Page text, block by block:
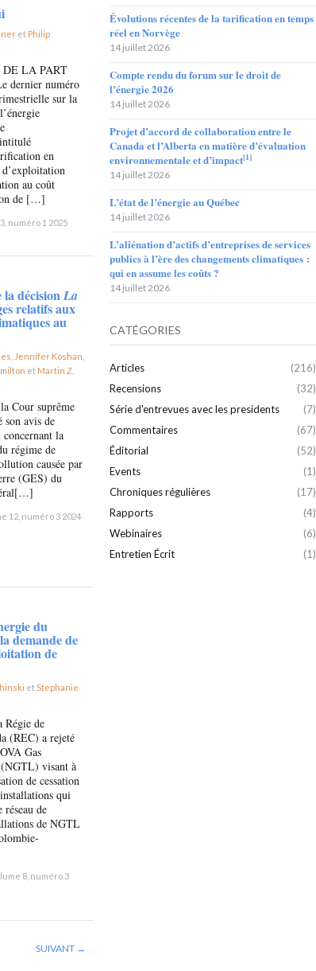
et Philip
LA PART
dernier numéro
sur la
en
d’exploitation
au coût
de […]
numéro 1 2025
la décisionLa
relatifs aux
au
Jennifer Koshan
et Martin Z.
Cour suprême
son avis de
la
régime de
causée par
(GES) du
12, numéro 3 2024
du
demande de
de
et Stephanie
Régie de
(REC) a rejeté
Gas
visant à
de cessation
qui
de
de NGTL
8, numéro 3
SUIVANT →
Évolutions récentes de la tarification en temps
réel en Norvège
14 juillet 2026
Compte rendu du forum sur le droit de
l’énergie 2026
14 juillet 2026
Projet d’accord de collaboration entre le
Canada et l’Alberta en matière d’évaluation
environnementale et d’impact[1]
14 juillet 2026
L’état de l’énergie au Québec
14 juillet 2026
L’aliénation d’actifs d’entreprises de services
publics à l’ère des changements climatiques :
qui en assume les coûts ?
14 juillet 2026
CATÉGORIES
Articles
(216)
Recensions
(32)
Série d'entrevues avec les presidents
(7)
Commentaires
(67)
Éditorial
(52)
Events
(1)
Chroniques régulières
(17)
Rapports
(4)
Webinaires
(6)
Entretien Écrit
(1)